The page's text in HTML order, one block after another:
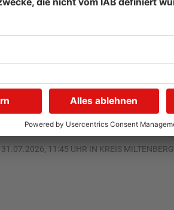
Autofahrerin mit drei
Promille in Eichenbühl
gestoppt
31.07.2026, 11:45 UHR IN KREIS MILTENBERG